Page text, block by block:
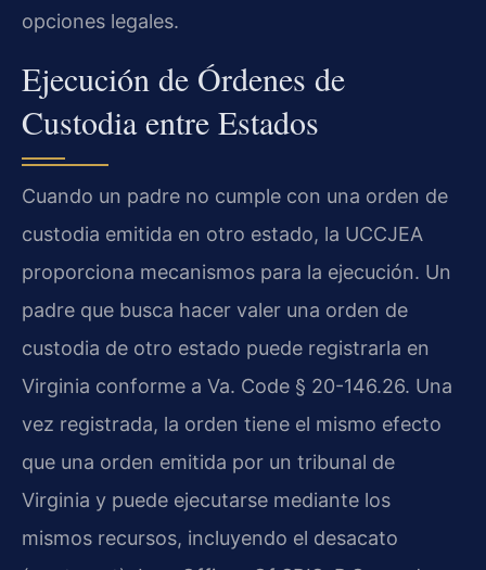
opciones legales.
Ejecución de Órdenes de
Custodia entre Estados
Cuando un padre no cumple con una orden de
custodia emitida en otro estado, la UCCJEA
proporciona mecanismos para la ejecución. Un
padre que busca hacer valer una orden de
custodia de otro estado puede registrarla en
Virginia conforme a Va. Code § 20-146.26. Una
vez registrada, la orden tiene el mismo efecto
que una orden emitida por un tribunal de
Virginia y puede ejecutarse mediante los
mismos recursos, incluyendo el desacato